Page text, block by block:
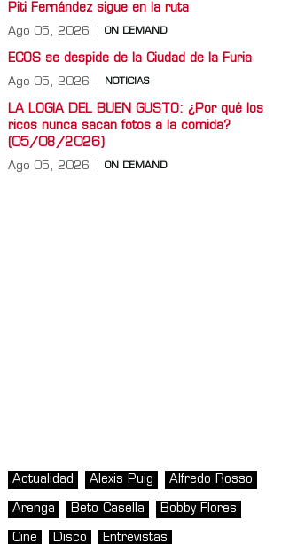
Piti Fernández sigue en la ruta
Ago 05, 2026 ON DEMAND
ECOS se despide de la Ciudad de la Furia
Ago 05, 2026 NOTICIAS
LA LOGIA DEL BUEN GUSTO: ¿Por qué los
ricos nunca sacan fotos a la comida?
(05/08/2026)
Ago 05, 2026 ON DEMAND
Actualidad Alexis Puig Alfredo Rosso
Arenga Beto Casella Bobby Flores
Cine Disco Entrevistas